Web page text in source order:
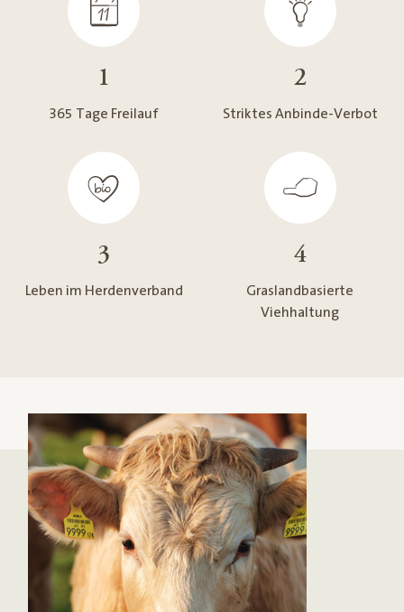
1
365 Tage Freilauf
2
Striktes Anbinde-Verbot
3
Leben im Herdenverband
4
Graslandbasierte
Viehhaltung